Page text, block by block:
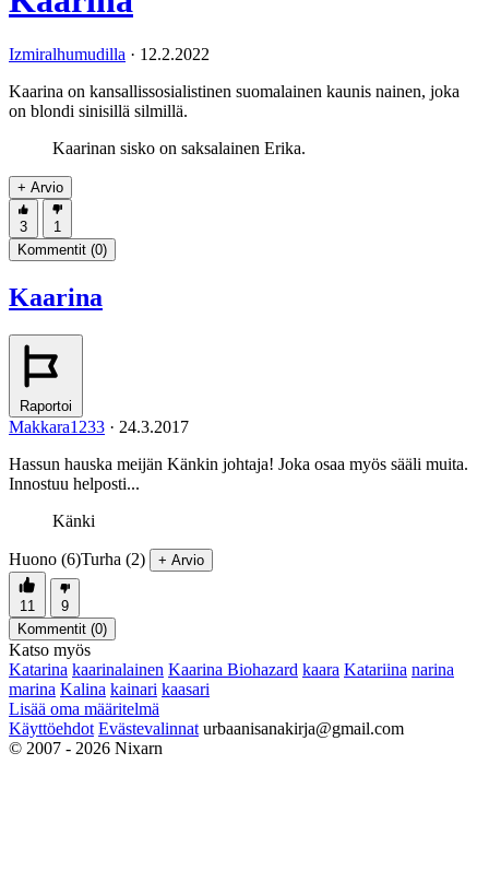
Izmiralhumudilla · 12.2.2022
Kaarina on kansallissosialistinen suomalainen kaunis nainen, joka
on blondi sinisillä silmillä.
Kaarinan sisko on saksalainen Erika.
+ Arvio
3
1
Kommentit (0)
Kaarina
Raportoi
Makkara1233 · 24.3.2017
Hassun hauska meijän Känkin johtaja! Joka osaa myös sääli muita.
Innostuu helposti...
Känki
Huono (6)Turha (2) + Arvio
11
9
Kommentit (0)
Katso myös
Katarina kaarinalainen Kaarina Biohazard kaara Katariina narina
marina Kalina kainari kaasari
Lisää oma määritelmä
Käyttöehdot Evästevalinnat urbaanisanakirja@gmail.com
© 2007 - 2026 Nixarn